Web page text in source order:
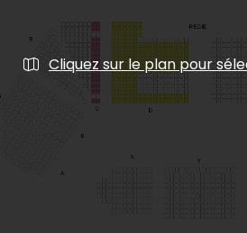
Cliquez sur le plan pour